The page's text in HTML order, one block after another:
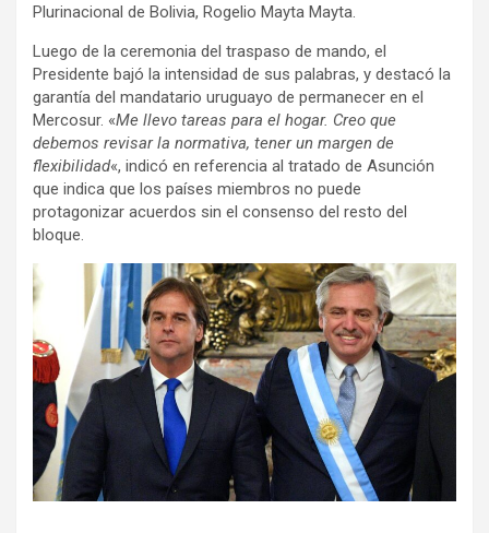
Plurinacional de Bolivia, Rogelio Mayta Mayta.
Luego de la ceremonia del traspaso de mando, el
Presidente bajó la intensidad de sus palabras, y destacó la
garantía del mandatario uruguayo de permanecer en el
Mercosur. «Me llevo tareas para el hogar. Creo que
debemos revisar la normativa, tener un margen de
flexibilidad«, indicó en referencia al tratado de Asunción
que indica que los países miembros no puede
protagonizar acuerdos sin el consenso del resto del
bloque.